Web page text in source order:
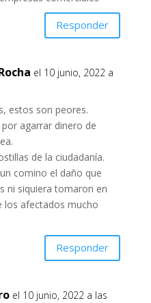
Responder
el 10 junio, 2022 a
estos son peores.
agarrar dinero de
de la ciudadanía.
comino el daño que
ni siquiera tomaron en
los afectados mucho
Responder
el 10 junio, 2022 a las